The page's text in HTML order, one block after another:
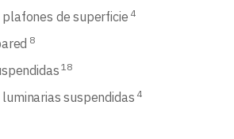
plafones de superficie 4
8
18
suspendidas 4